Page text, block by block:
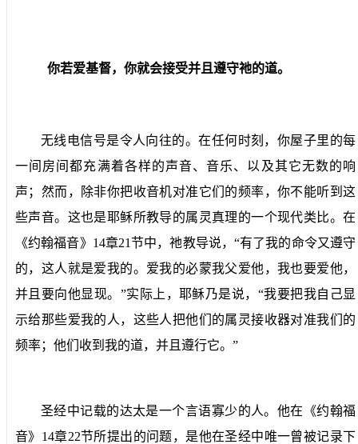
你若爱基督，你就会接受并且遵守祂的道。
无线电信号是令人向往的。在任何时刻，你屋子里的每
一间房间都充满着各样的声音、音乐、以及其它无数的响
声；然而，除非你把收音机对准它们的频率，你不能听到这
些声音。这也是耶稣所教导的属灵真理的一个现代类比。在
《约翰福音》 14章21节中，祂教导说，“有了我的命令又遵守
的，这人就是爱我的。爱我的必蒙我父爱他，我也要爱他，
并且要向他显现。”实际上，耶稣乃是说，“我要把我自己显
示给那些爱我的人，这些人把他们的属灵接收器对准我们的
频率；他们收到我的道，并且遵行它。”
圣经中记载的达太是一个言语寡少的人。他在《约翰福
音》 14章22节所提出的问题，是他在圣经中唯一曾被记录下